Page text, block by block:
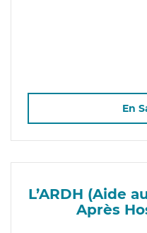
En
L’ARDH (Aide
Après